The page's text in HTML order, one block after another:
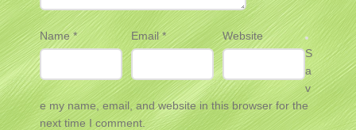
Name* Email*
Website
S
a
v
e my name, email, and website in this browser for the
next time I comment.